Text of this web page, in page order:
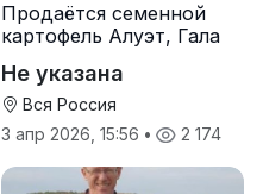
Продаётся семенной
картофель Алуэт, Гала
Не указана
Вся Россия
3 апр 2026, 15:56 • 2 174